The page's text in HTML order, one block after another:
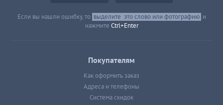
Если вы нашли ошибку, то выделите это слово или фотографию и
нажмите Ctrl+Enter
Покупателям
Как оформить заказ
Адреса и телефоны
Система скидок